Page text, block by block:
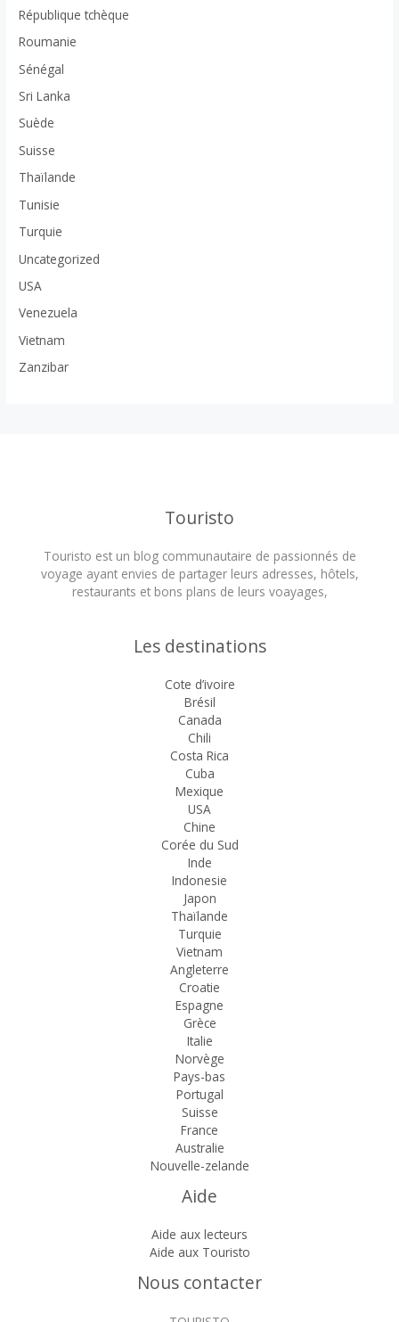
République tchèque
Roumanie
Sénégal
Sri Lanka
Suède
Suisse
Thaïlande
Tunisie
Turquie
Uncategorized
USA
Venezuela
Vietnam
Zanzibar
Touristo
Touristo est un blog communautaire de passionnés de
voyage ayant envies de partager leurs adresses, hôtels,
restaurants et bons plans de leurs voayages,
Les destinations
Cote d’ivoire
Brésil
Canada
Chili
Costa Rica
Cuba
Mexique
USA
Chine
Corée du Sud
Inde
Indonesie
Japon
Thaïlande
Turquie
Vietnam
Angleterre
Croatie
Espagne
Grèce
Italie
Norvège
Pays-bas
Portugal
Suisse
France
Australie
Nouvelle-zelande
Aide
Aide aux lecteurs
Aide aux Touristo
Nous contacter